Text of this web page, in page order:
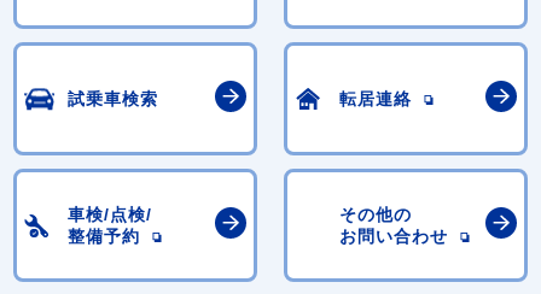
試乗車検索 転居連絡
車検/点検/
整備予約
その他の
お問い合わせ